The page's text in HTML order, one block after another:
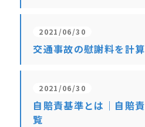
2021/06/30
交通事故の慰謝料を計
2021/06/30
自賠責基準とは｜自賠
覧